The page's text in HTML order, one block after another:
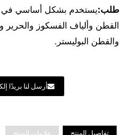
طلب:يستخدم بشكل أساسي في
القطن وألياف الفسكوز والحرير
والقطن البوليستر.
أرسل لنا بريدًا
تفاصيل المنتج علامات المنتج